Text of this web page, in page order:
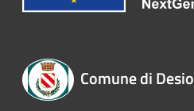
Comune di Desio